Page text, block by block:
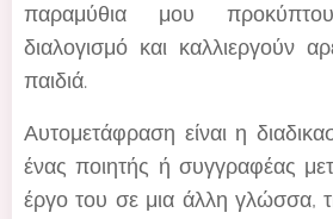
παραμύθια μου
διαλογισμό και καλλιεργούν
παιδιά.
Αυτομετάφραση είναι η
ένας ποιητής ή συγγραφέας
έργο του σε μια άλλη γλώσσα,